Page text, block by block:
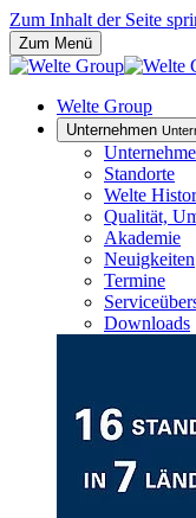
Zum Inhalt der Seite
Zum Menü
Welte Group
Unternehmen
Standorte
Welte
Qualität,
Akademie
Neuigkeiten
Termine
Downloads